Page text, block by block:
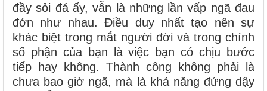
đầy sỏi đá ấy, vẫn là những lần vấp ngã đau
đớn như nhau. Điều duy nhất tạo nên sự
khác biệt trong mắt người đời và trong chính
số phận của bạn là việc bạn có chịu bước
tiếp hay không. Thành công không phải là
chưa bao giờ ngã, mà là khả năng đứng dậy